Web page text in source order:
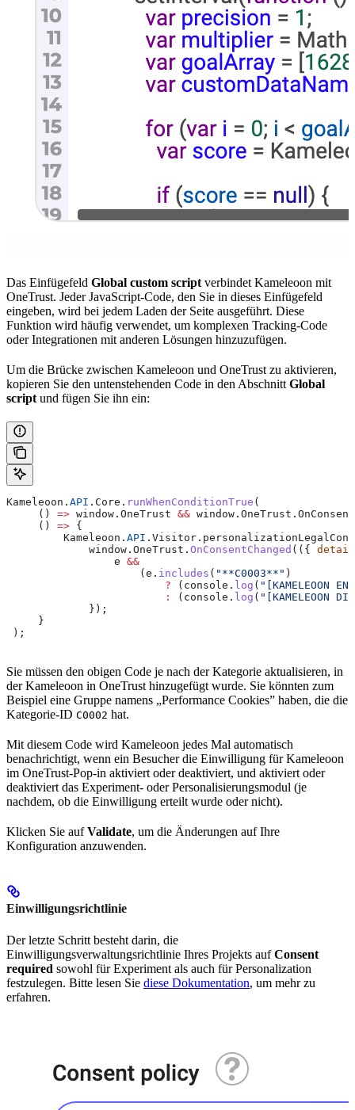
Das Einfügefeld Global custom script verbindet Kameleoon mit
OneTrust. Jeder JavaScript-Code, den Sie in dieses Einfügefeld
eingeben, wird bei jedem Laden der Seite ausgeführt. Diese
Funktion wird häufig verwendet, um komplexen Tracking-Code
oder Integrationen mit anderen Lösungen hinzuzufügen.
Um die Brücke zwischen Kameleoon und OneTrust zu aktivieren,
kopieren Sie den untenstehenden Code in den Abschnitt Global
script und fügen Sie ihn ein:
Kameleoon . API . Core . runWhenConditionTrue (
     ()
=> window . OneTrust && window . OneTrust .
     ()
=> {
         Kameleoon
. API . Visitor .
             window
. OneTrust . OnConsentChanged (({ detail
                 e
&&
                     (
e . includes ( "**C0003**" )
                         ?
( console . log ( "[KAMELEOON
                         :
( console . log ( "[KAMELEOON
             });
     }
);
Sie müssen den obigen Code je nach der Kategorie aktualisieren, in
der Kameleoon in OneTrust hinzugefügt wurde. Sie könnten zum
Beispiel eine Gruppe namens „Performance Cookies” haben, die die
Kategorie-ID C0002 hat.
Mit diesem Code wird Kameleoon jedes Mal automatisch
benachrichtigt, wenn ein Besucher die Einwilligung für Kameleoon
im OneTrust-Pop-in aktiviert oder deaktiviert, und aktiviert oder
deaktiviert das Experiment- oder Personalisierungsmodul (je
nachdem, ob die Einwilligung erteilt wurde oder nicht).
Klicken Sie aufValidate, um die Änderungen auf Ihre
Konfiguration anzuwenden.
Einwilligungsrichtlinie
Der letzte Schritt besteht darin, die
Einwilligungsverwaltungsrichtlinie Ihres Projekts aufConsent
required sowohl für Experiment als auch für Personalization
festzulegen. Bitte lesen Sie diese Dokumentation, um mehr zu
erfahren.